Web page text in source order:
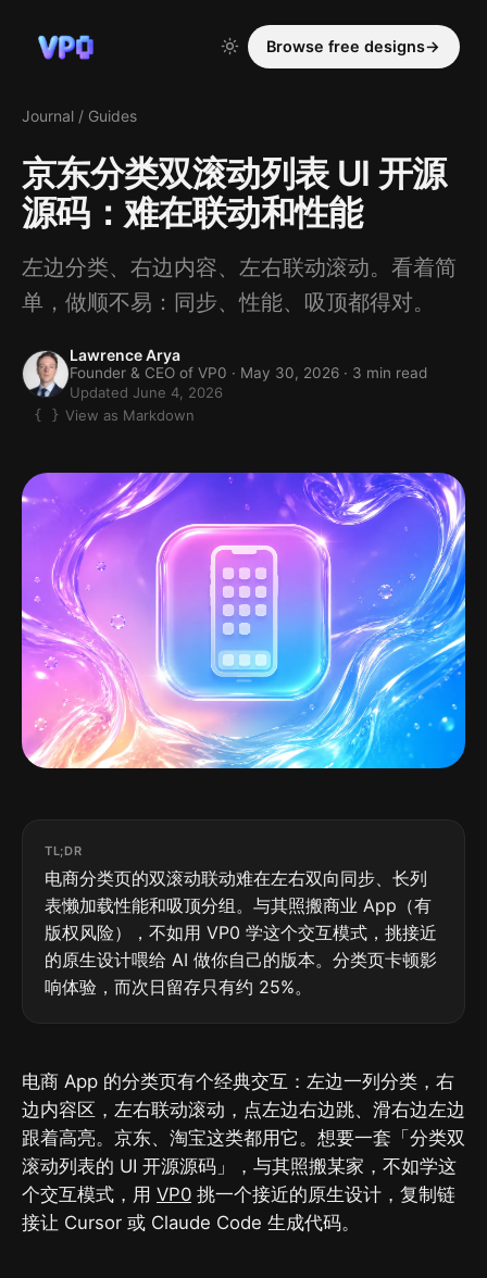
Browse free designs→
Journal / Guides
京东分类双滚动列表 UI 开源
源码：难在联动和性能
左边分类、右边内容、左右联动滚动。看着简
单，做顺不易：同步、性能、吸顶都得对。
Lawrence Arya
Founder & CEO of VP0 · May 30, 2026 · 3 min read
Updated June 4, 2026
View as Markdown
TL;DR
电商分类页的双滚动联动难在左右双向同步、长列
表懒加载性能和吸顶分组。与其照搬商业 App（有
版权风险），不如用 VP0 学这个交互模式，挑接近
的原生设计喂给 AI 做你自己的版本。分类页卡顿影
响体验，而次日留存只有约 25%。
电商 App 的分类页有个经典交互：左边一列分类，右
边内容区，左右联动滚动，点左边右边跳、滑右边左边
跟着高亮。京东、淘宝这类都用它。想要一套「分类双
滚动列表的 UI 开源源码」，与其照搬某家，不如学这
个交互模式，用 VP0 挑一个接近的原生设计，复制链
接让 Cursor 或 Claude Code 生成代码。